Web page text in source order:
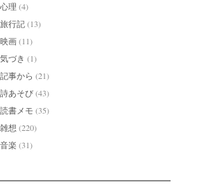
心理 (4)
旅行記(13)
映画(11)
気づき (1)
記事から (21)
詩あそび(43)
読書メモ (35)
雑想 (220)
音楽 (31)